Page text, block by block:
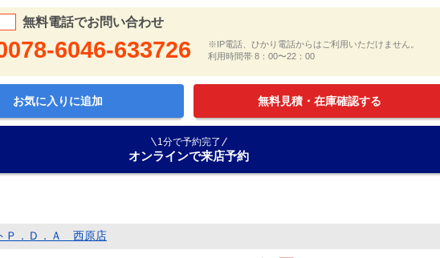
無料電話でお問い合わせ
6046-633726
※IP電話、ひかり電話からはご利用いただけません。
利用時間帯 8：00〜22：00
お気に入りに追加 無料見積・在庫確認する
1分で予約完了
オンラインで来店予約
Ｐ．Ｄ．Ａ 西原店